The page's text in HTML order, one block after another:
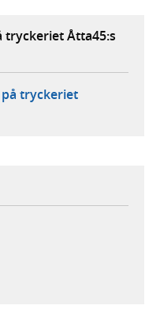
tryckeriet Åtta45:s
tryckeriet
webbplats,
extern webbplats,
extern webbplats,